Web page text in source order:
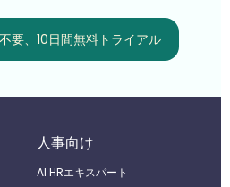
要、10日間無料トライアル
人事向け
Al HRエキスパート